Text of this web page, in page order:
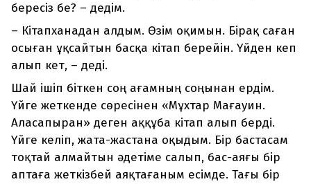
бересіз бе? – дедім.
– Кітапханадан алдым. Өзім оқимын. Бірақ саған
осыған ұқсайтын басқа кітап берейін. Үйден кеп
алып кет, – деді.
Шай ішіп біткен соң ағамның соңынан ердім.
Үйге жеткенде сөресінен «Мұхтар Мағауин.
Аласапыран» деген аққұба кітап алып берді.
Үйге келіп, жата-жастана оқыдым. Бір бастасам
тоқтай алмайтын әдетіме салып, бас-аяғы бір
аптаға жеткізбей аяқтағаным есімде. Тағы бір